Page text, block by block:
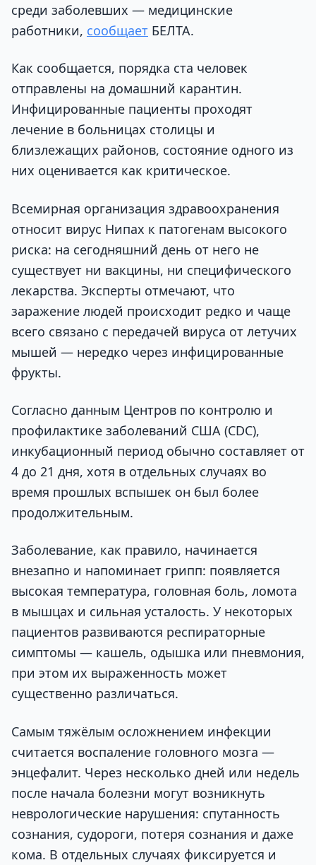
среди заболевших — медицинские
работники, сообщает БЕЛТА.
Как сообщается, порядка ста человек
отправлены на домашний карантин.
Инфицированные пациенты проходят
лечение в больницах столицы и
близлежащих районов, состояние одного из
них оценивается как критическое.
Всемирная организация здравоохранения
относит вирус Нипах к патогенам высокого
риска: на сегодняшний день от него не
существует ни вакцины, ни специфического
лекарства. Эксперты отмечают, что
заражение людей происходит редко и чаще
всего связано с передачей вируса от летучих
мышей — нередко через инфицированные
фрукты.
Согласно данным Центров по контролю и
профилактике заболеваний США (CDC),
инкубационный период обычно составляет от
4 до 21 дня, хотя в отдельных случаях во
время прошлых вспышек он был более
продолжительным.
Заболевание, как правило, начинается
внезапно и напоминает грипп: появляется
высокая температура, головная боль, ломота
в мышцах и сильная усталость. У некоторых
пациентов развиваются респираторные
симптомы — кашель, одышка или пневмония,
при этом их выраженность может
существенно различаться.
Самым тяжёлым осложнением инфекции
считается воспаление головного мозга —
энцефалит. Через несколько дней или недель
после начала болезни могут возникнуть
неврологические нарушения: спутанность
сознания, судороги, потеря сознания и даже
кома. В отдельных случаях фиксируется и